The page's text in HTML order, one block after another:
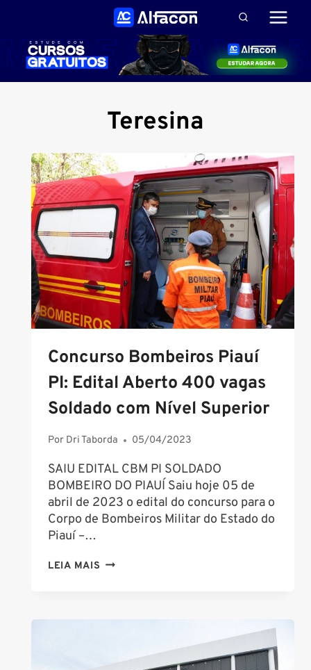
Conteúdo
Teresina
Concurso Bombeiros Piauí
PI: Edital Aberto 400 vagas
Soldado com Nível Superior
Por Dri Taborda 05/04/2023
SAIU EDITAL CBM PI SOLDADO
BOMBEIRO DO PIAUÍ Saiu hoje 05 de
abril de 2023 o edital do concurso para o
Corpo de Bombeiros Militar do Estado do
Piauí –…
LEIA MAIS CONCURSO